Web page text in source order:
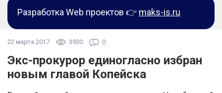
Разработка Web проектов 👉 maks-is.ru
22 марта 2017 3930 0
Экс-прокурор единогласно избран
новым главой Копейска